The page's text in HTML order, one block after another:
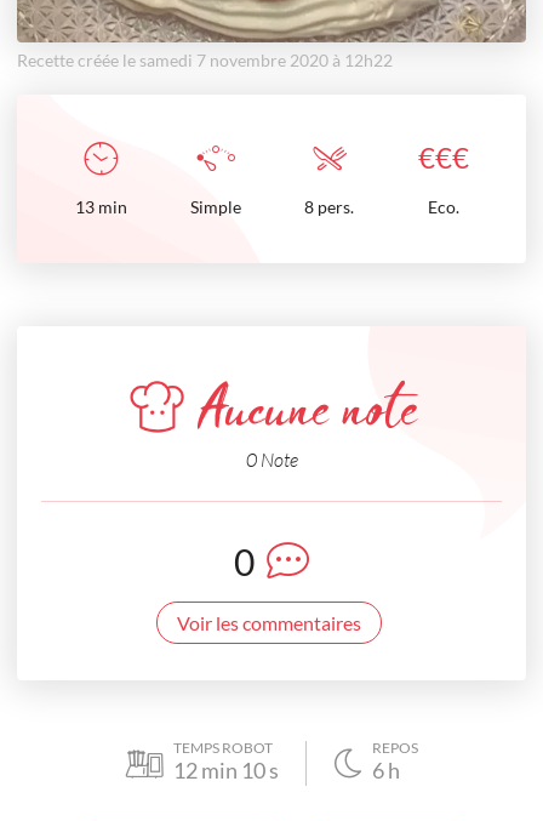
Recette créée le samedi 7 novembre 2020 à 12h22
€€€
13 min Simple 8 pers. Eco.
Aucune note
0 Note
0
Voir les commentaires
TEMPS ROBOT
12min 10s
REPOS
6h